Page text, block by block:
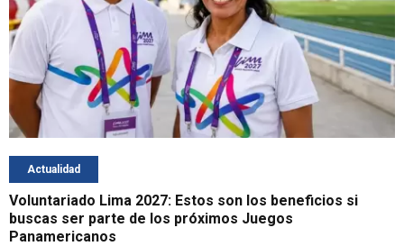
Actualidad
Voluntariado Lima 2027: Estos son los beneficios si
buscas ser parte de los próximos Juegos
Panamericanos